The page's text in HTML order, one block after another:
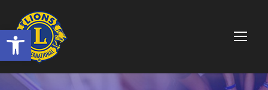
Ouvrir la barre d’outils